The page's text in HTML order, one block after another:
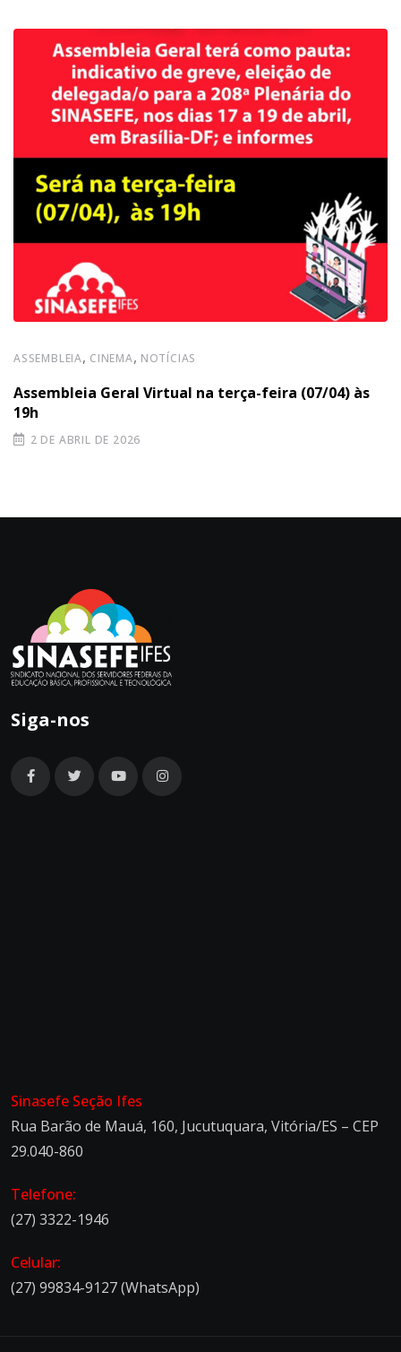
ASSEMBLEIA, CINEMA, NOTÍCIAS
Assembleia Geral Virtual na terça-feira (07/04) às
19h
2 DE ABRIL DE 2026
Siga-nos
Sinasefe Seção Ifes
Rua Barão de Mauá, 160, Jucutuquara, Vitória/ES – CEP
29.040-860
Telefone:
(27) 3322-1946
Celular:
(27) 99834-9127 (WhatsApp)